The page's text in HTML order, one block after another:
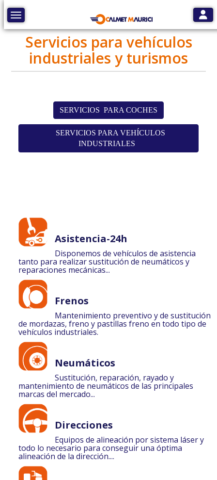
Toggle navigation
Servicios para vehículos
industriales y turismos
SERVICIOS PARA COCHES
SERVICIOS PARA VEHÍCULOS
INDUSTRIALES
Asistencia-24h
Disponemos de vehículos de asistencia
tanto para realizar sustitución de neumáticos y
reparaciones mecánicas...
Frenos
Mantenimiento preventivo y de sustitución
de mordazas, freno y pastillas freno en todo tipo de
vehículos industriales.
Neumáticos
Sustitución, reparación, rayado y
mantenimiento de neumáticos de las principales
marcas del mercado...
Direcciones
Equipos de alineación por sistema láser y
todo lo necesario para conseguir una óptima
alineación de la dirección....